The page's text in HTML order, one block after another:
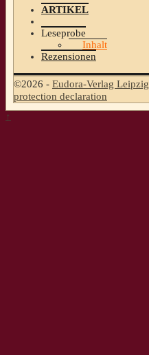
ARTIKEL
Leseprobe
Inhalt
Rezensionen
©2026 - Eudora-Verlag Leipzig
protection declaration
↑